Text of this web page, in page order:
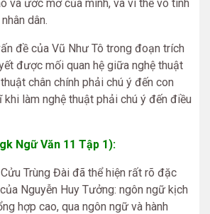
và ước mơ của mình, và vì thế vô tình
dân.
đề của Vũ Như Tô trong đoạn trích
được mối quan hệ giữa nghệ thuật
chân chính phải chú ý đến con
làm nghệ thuật phải chú ý đến điều
Ngữ Văn 11 Tập 1):
Trùng Đài đã thể hiện rất rõ đặc
Nguyễn Huy Tưởng: ngôn ngữ kịch
hợp cao, qua ngôn ngữ và hành